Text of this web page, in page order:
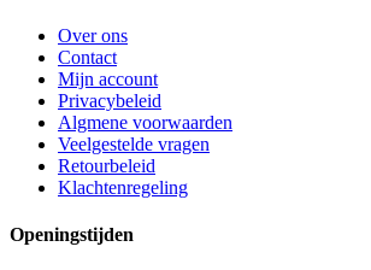
Over ons
Contact
Mijn account
Privacybeleid
Algmene voorwaarden
Veelgestelde vragen
Retourbeleid
Klachtenregeling
Openingstijden